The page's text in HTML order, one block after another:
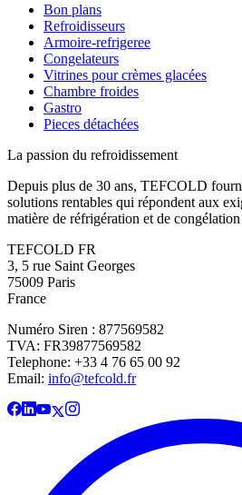
Bon plans
Refroidisseurs
Armoire-refrigeree
Congelateurs
Vitrines pour crèmes glacées
Chambre froides
Gastro
Pieces détachées
La passion du refroidissement
Depuis plus de 30 ans, TEFCOLD
solutions rentables qui répondent aux
matière de réfrigération et de
TEFCOLD FR
3, 5 rue Saint Georges
75009 Paris
France
Numéro Siren : 877569582
TVA: FR39877569582
Telephone: +33 4 76 65 00 92
Email: info@tefcold.fr